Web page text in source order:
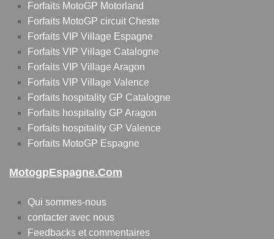
Forfaits MotoGP Motorland
Forfaits MotoGP circuit Cheste
Forfaits VIP Village Espagne
Forfaits VIP Village Catalogne
Forfaits VIP Village Aragon
Forfaits VIP Village Valence
Forfaits hospitality GP Catalogne
Forfaits hospitality GP Aragon
Forfaits hospitality GP Valence
Forfaits MotoGP Espagne
MotogpEspagne.com
Qui sommes-nous
contacter avec nous
Feedbacks et commentaires